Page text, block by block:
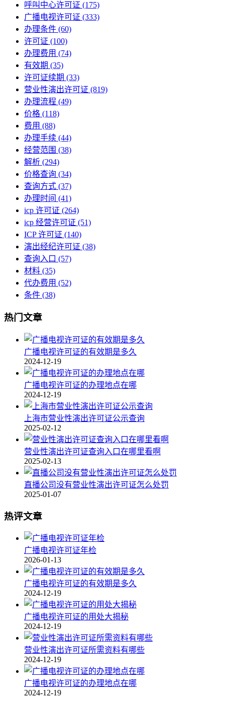
呼叫中心许可证 (175)
广播电视许可证 (333)
办理条件 (60)
许可证 (100)
办理费用 (74)
有效期 (35)
许可证续期 (33)
营业性演出许可证 (819)
办理流程 (49)
价格 (118)
费用 (88)
办理手续 (44)
经营范围 (38)
解析 (294)
价格查询 (34)
查询方式 (37)
办理时间 (41)
icp 许可证 (264)
icp 经营许可证 (51)
ICP 许可证 (140)
演出经纪许可证 (38)
查询入口 (57)
材料 (35)
代办费用 (52)
条件 (38)
热门文章
广播电视许可证的有效期是多久
2024-12-19
广播电视许可证的办理地点在哪
2024-12-19
上海市营业性演出许可证公示查询
2025-02-12
营业性演出许可证查询入口在哪里看啊
2025-02-13
直播公司没有营业性演出许可证怎么处罚
2025-01-07
热评文章
广播电视许可证年检
2026-01-13
广播电视许可证的有效期是多久
2024-12-19
广播电视许可证的用处大揭秘
2024-12-19
营业性演出许可证所需资料有哪些
2024-12-19
广播电视许可证的办理地点在哪
2024-12-19